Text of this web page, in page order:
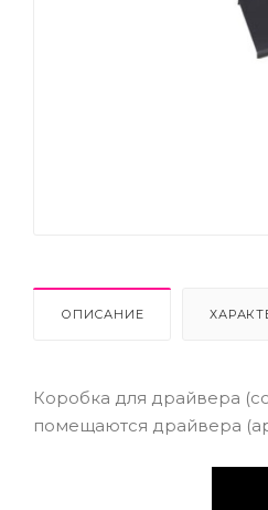
ОПИСАНИЕ
Коробка для драйвера
помещаются драйвера